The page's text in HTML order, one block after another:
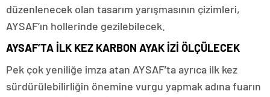
düzenlenecek olan tasarım yarışmasının çizimleri,
AYSAF’ın hollerinde gezilebilecek.
AYSAF’TA İLK KEZ KARBON AYAK İZİ ÖLÇÜLECEK
Pek çok yeniliğe imza atan AYSAF’ta ayrıca ilk kez
sürdürülebilirliğin önemine vurgu yapmak adına fuarın